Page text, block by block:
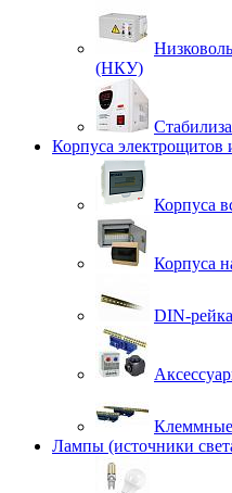
(НКУ)
Корпуса
Корпуса
Корпуса
DIN-
Лампы (источники